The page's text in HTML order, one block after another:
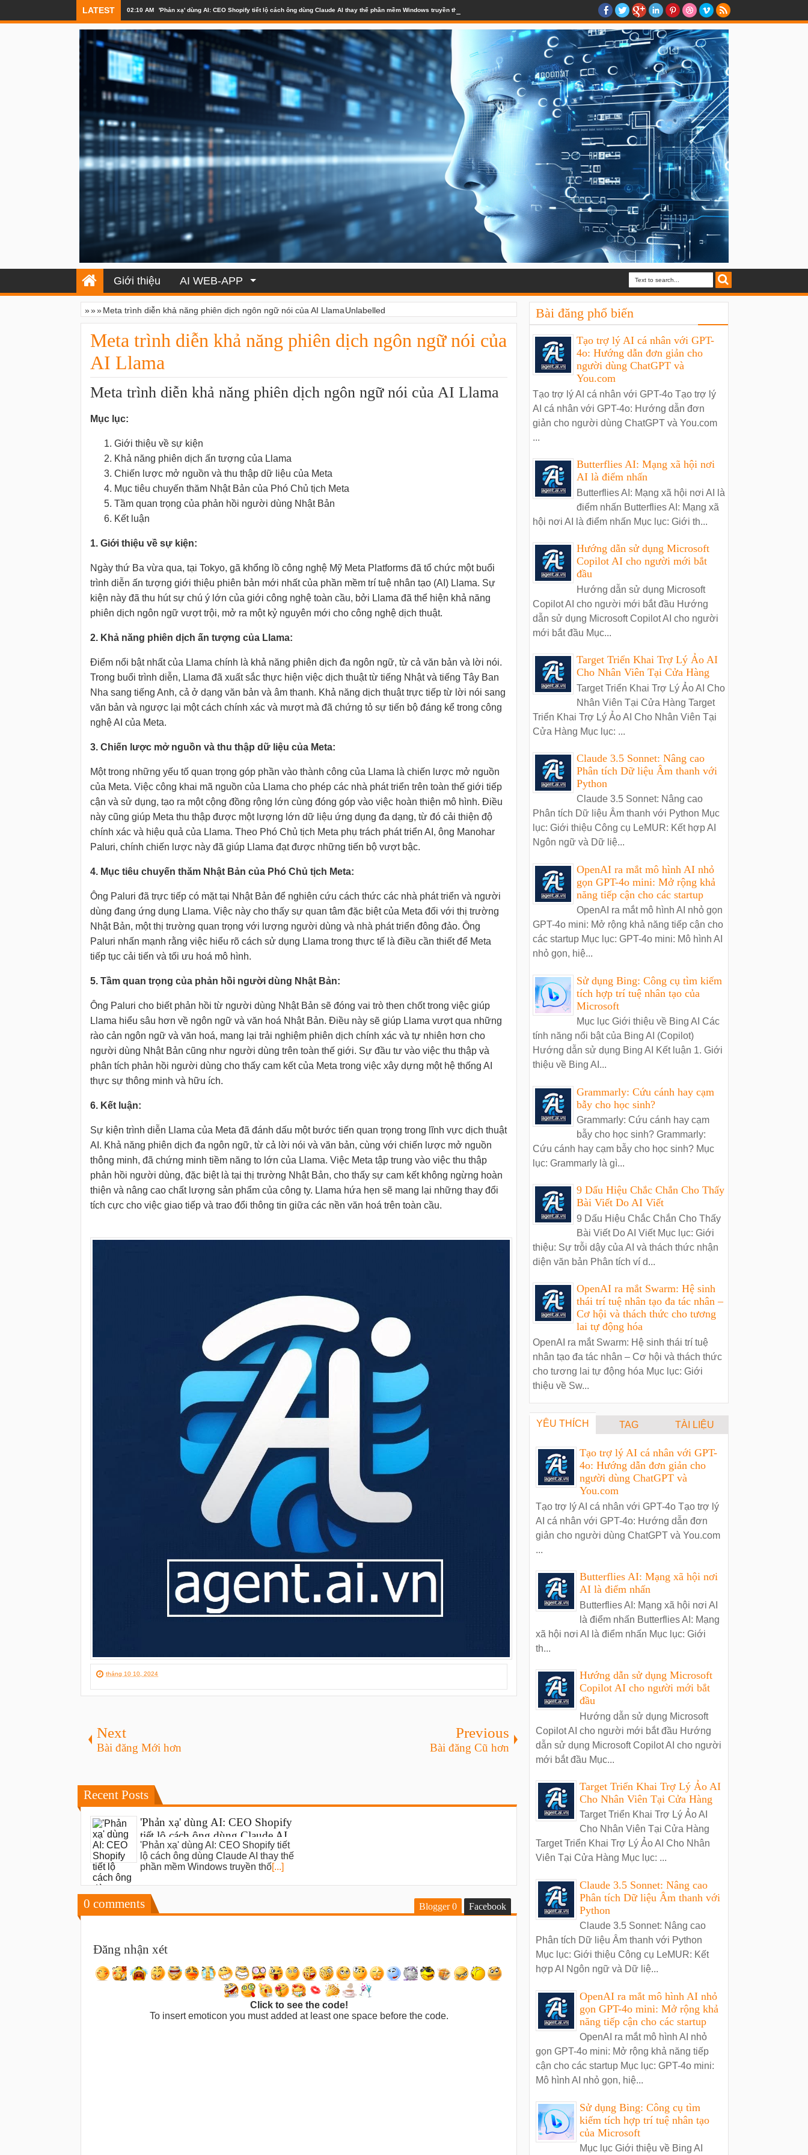
LATEST 02:10 AM 'Phản xạ' dùng AI: CEO Shopify tiết lộ cách ông dùng Claude AI thay thế phần mềm Windows truyền thống
Giới thiệu AI WEB-APP
»» Unlabelled
»Meta trình diễn khả năng phiên dịch ngôn ngữ nói của AI Llama
Meta trình diễn khả năng phiên dịch ngôn ngữ nói của
AI Llama
Meta trình diễn khả năng phiên dịch ngôn ngữ nói của AI Llama
Mục lục:
Giới thiệu về sự kiện
Khả năng phiên dịch ấn tượng của Llama
Chiến lược mở nguồn và thu thập dữ liệu của Meta
Mục tiêu chuyến thăm Nhật Bản của Phó Chủ tịch Meta
Tầm quan trọng của phản hồi người dùng Nhật Bản
Kết luận
1. Giới thiệu về sự kiện:
Ngày thứ Ba vừa qua, tại Tokyo, gã khổng lồ công nghệ Mỹ Meta Platforms đã tổ chức một buổi
trình diễn ấn tượng giới thiệu phiên bản mới nhất của phần mềm trí tuệ nhân tạo (AI) Llama. Sự
kiện này đã thu hút sự chú ý lớn của giới công nghệ toàn cầu, bởi Llama đã thể hiện khả năng
phiên dịch ngôn ngữ vượt trội, mở ra một kỷ nguyên mới cho công nghệ dịch thuật.
2. Khả năng phiên dịch ấn tượng của Llama:
Điểm nổi bật nhất của Llama chính là khả năng phiên dịch đa ngôn ngữ, từ cả văn bản và lời nói.
Trong buổi trình diễn, Llama đã xuất sắc thực hiện việc dịch thuật từ tiếng Nhật và tiếng Tây Ban
Nha sang tiếng Anh, cả ở dạng văn bản và âm thanh. Khả năng dịch thuật trực tiếp từ lời nói sang
văn bản và ngược lại một cách chính xác và mượt mà đã chứng tỏ sự tiến bộ đáng kể trong công
nghệ AI của Meta.
3. Chiến lược mở nguồn và thu thập dữ liệu của Meta:
Một trong những yếu tố quan trọng góp phần vào thành công của Llama là chiến lược mở nguồn
của Meta. Việc công khai mã nguồn của Llama cho phép các nhà phát triển trên toàn thế giới tiếp
cận và sử dụng, tạo ra một cộng đồng rộng lớn cùng đóng góp vào việc hoàn thiện mô hình. Điều
này cũng giúp Meta thu thập được một lượng lớn dữ liệu ứng dụng đa dạng, từ đó cải thiện độ
chính xác và hiệu quả của Llama. Theo Phó Chủ tịch Meta phụ trách phát triển AI, ông Manohar
Paluri, chính chiến lược này đã giúp Llama đạt được những tiến bộ vượt bậc.
4. Mục tiêu chuyến thăm Nhật Bản của Phó Chủ tịch Meta:
Ông Paluri đã trực tiếp có mặt tại Nhật Bản để nghiên cứu cách thức các nhà phát triển và người
dùng đang ứng dụng Llama. Việc này cho thấy sự quan tâm đặc biệt của Meta đối với thị trường
Nhật Bản, một thị trường quan trọng với lượng người dùng và nhà phát triển đông đảo. Ông
Paluri nhấn mạnh rằng việc hiểu rõ cách sử dụng Llama trong thực tế là điều cần thiết để Meta
tiếp tục cải tiến và tối ưu hoá mô hình.
5. Tầm quan trọng của phản hồi người dùng Nhật Bản:
Ông Paluri cho biết phản hồi từ người dùng Nhật Bản sẽ đóng vai trò then chốt trong việc giúp
Llama hiểu sâu hơn về ngôn ngữ và văn hoá Nhật Bản. Điều này sẽ giúp Llama vượt qua những
rào cản ngôn ngữ và văn hoá, mang lại trải nghiệm phiên dịch chính xác và tự nhiên hơn cho
người dùng Nhật Bản cũng như người dùng trên toàn thế giới. Sự đầu tư vào việc thu thập và
phân tích phản hồi người dùng cho thấy cam kết của Meta trong việc xây dựng một hệ thống AI
thực sự thông minh và hữu ích.
6. Kết luận:
Sự kiện trình diễn Llama của Meta đã đánh dấu một bước tiến quan trọng trong lĩnh vực dịch thuật
AI. Khả năng phiên dịch đa ngôn ngữ, từ cả lời nói và văn bản, cùng với chiến lược mở nguồn
thông minh, đã chứng minh tiềm năng to lớn của Llama. Việc Meta tập trung vào việc thu thập
phản hồi người dùng, đặc biệt là tại thị trường Nhật Bản, cho thấy sự cam kết không ngừng hoàn
thiện và nâng cao chất lượng sản phẩm của công ty. Llama hứa hẹn sẽ mang lại những thay đổi
tích cực cho việc giao tiếp và trao đổi thông tin giữa các nền văn hoá trên toàn cầu.
tháng 10 10, 2024
Next
Bài đăng Mới hơn
Previous
Bài đăng Cũ hơn
Recent Posts
'Phản xạ' dùng AI: CEO Shopify
tiết lộ cách ông dùng Claude AI
thay thế phần mềm Windows
truyền thống
'Phản xạ' dùng AI: CEO Shopify tiết
lộ cách ông dùng Claude AI thay thế
phần mềm Windows truyền thố[...]
0 comments Blogger0 Facebook
Đăng nhận xét
Click to see the code!
To insert emoticon you must added at least one space before the code.
Bài đăng phổ biến
Tạo trợ lý AI cá nhân với GPT-
4o: Hướng dẫn đơn giản cho
người dùng ChatGPT và
You.com
Tạo trợ lý AI cá nhân với GPT-4o Tạo trợ lý
AI cá nhân với GPT-4o: Hướng dẫn đơn
giản cho người dùng ChatGPT và You.com
...
Butterflies AI: Mạng xã hội nơi
AI là điểm nhấn
Butterflies AI: Mạng xã hội nơi AI là
điểm nhấn Butterflies AI: Mạng xã
hội nơi AI là điểm nhấn Mục lục: Giới th...
Hướng dẫn sử dụng Microsoft
Copilot AI cho người mới bắt
đầu
Hướng dẫn sử dụng Microsoft
Copilot AI cho người mới bắt đầu Hướng
dẫn sử dụng Microsoft Copilot AI cho người
mới bắt đầu Mục...
Target Triển Khai Trợ Lý Ảo AI
Cho Nhân Viên Tại Cửa Hàng
Target Triển Khai Trợ Lý Ảo AI Cho
Nhân Viên Tại Cửa Hàng Target
Triển Khai Trợ Lý Ảo AI Cho Nhân Viên Tại
Cửa Hàng Mục lục: ...
Claude 3.5 Sonnet: Nâng cao
Phân tích Dữ liệu Âm thanh với
Python
Claude 3.5 Sonnet: Nâng cao
Phân tích Dữ liệu Âm thanh với Python Mục
lục: Giới thiệu Công cụ LeMUR: Kết hợp AI
Ngôn ngữ và Dữ liệ...
OpenAI ra mắt mô hình AI nhỏ
gọn GPT-4o mini: Mở rộng khả
năng tiếp cận cho các startup
OpenAI ra mắt mô hình AI nhỏ gọn
GPT-4o mini: Mở rộng khả năng tiếp cận cho
các startup Mục lục: GPT-4o mini: Mô hình AI
nhỏ gọn, hiệ...
Sử dụng Bing: Công cụ tìm kiếm
tích hợp trí tuệ nhân tạo của
Microsoft
Mục lục Giới thiệu về Bing AI Các
tính năng nổi bật của Bing AI (Copilot)
Hướng dẫn sử dụng Bing AI Kết luận 1. Giới
thiệu về Bing AI...
Grammarly: Cứu cánh hay cạm
bẫy cho học sinh?
Grammarly: Cứu cánh hay cạm
bẫy cho học sinh? Grammarly:
Cứu cánh hay cạm bẫy cho học sinh? Mục
lục: Grammarly là gì...
9 Dấu Hiệu Chắc Chắn Cho Thấy
Bài Viết Do AI Viết
9 Dấu Hiệu Chắc Chắn Cho Thấy
Bài Viết Do AI Viết Mục lục: Giới
thiệu: Sự trỗi dậy của AI và thách thức nhận
diện văn bản Phân tích ví d...
OpenAI ra mắt Swarm: Hệ sinh
thái trí tuệ nhân tạo đa tác nhân –
Cơ hội và thách thức cho tương
lai tự động hóa
OpenAI ra mắt Swarm: Hệ sinh thái trí tuệ
nhân tạo đa tác nhân – Cơ hội và thách thức
cho tương lai tự động hóa Mục lục: Giới
thiệu về Sw...
YÊU THÍCH TAG TÀI LIỆU
Tạo trợ lý AI cá nhân với GPT-
4o: Hướng dẫn đơn giản cho
người dùng ChatGPT và
You.com
Tạo trợ lý AI cá nhân với GPT-4o Tạo trợ lý
AI cá nhân với GPT-4o: Hướng dẫn đơn
giản cho người dùng ChatGPT và You.com
...
Butterflies AI: Mạng xã hội nơi
AI là điểm nhấn
Butterflies AI: Mạng xã hội nơi AI
là điểm nhấn Butterflies AI: Mạng
xã hội nơi AI là điểm nhấn Mục lục: Giới
th...
Hướng dẫn sử dụng Microsoft
Copilot AI cho người mới bắt
đầu
Hướng dẫn sử dụng Microsoft
Copilot AI cho người mới bắt đầu Hướng
dẫn sử dụng Microsoft Copilot AI cho người
mới bắt đầu Mục...
Target Triển Khai Trợ Lý Ảo AI
Cho Nhân Viên Tại Cửa Hàng
Target Triển Khai Trợ Lý Ảo AI
Cho Nhân Viên Tại Cửa Hàng
Target Triển Khai Trợ Lý Ảo AI Cho Nhân
Viên Tại Cửa Hàng Mục lục: ...
Claude 3.5 Sonnet: Nâng cao
Phân tích Dữ liệu Âm thanh với
Python
Claude 3.5 Sonnet: Nâng cao
Phân tích Dữ liệu Âm thanh với Python
Mục lục: Giới thiệu Công cụ LeMUR: Kết
hợp AI Ngôn ngữ và Dữ liệ...
OpenAI ra mắt mô hình AI nhỏ
gọn GPT-4o mini: Mở rộng khả
năng tiếp cận cho các startup
OpenAI ra mắt mô hình AI nhỏ
gọn GPT-4o mini: Mở rộng khả năng tiếp
cận cho các startup Mục lục: GPT-4o mini:
Mô hình AI nhỏ gọn, hiệ...
Sử dụng Bing: Công cụ tìm
kiếm tích hợp trí tuệ nhân tạo
của Microsoft
Mục lục Giới thiệu về Bing AI